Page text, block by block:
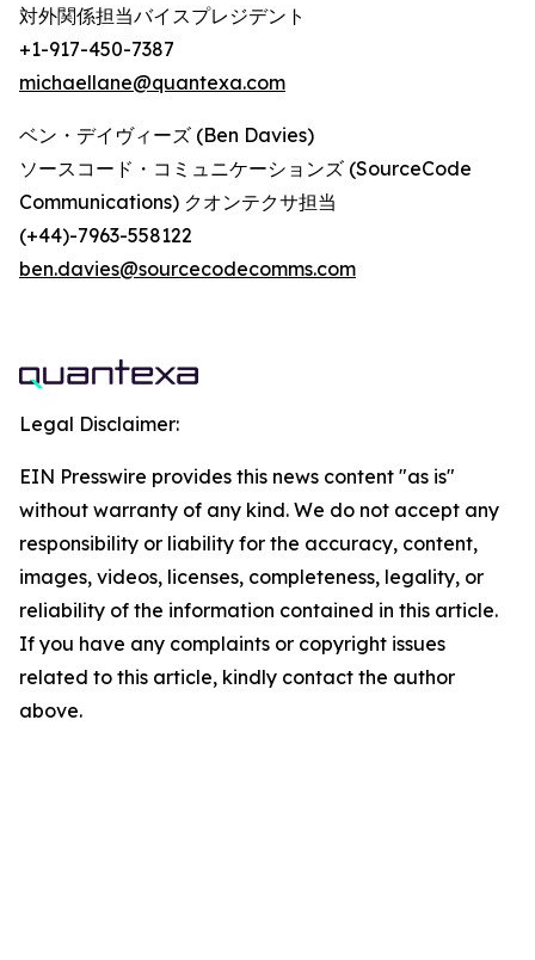
対外関係担当バイスプレジデント
+1-917-450-7387
michaellane@quantexa.com
ベン・デイヴィーズ (Ben Davies)
ソースコード・コミュニケーションズ (SourceCode
Communications) クオンテクサ担当
(+44)-7963-558122
ben.davies@sourcecodecomms.com
Legal Disclaimer:
EIN Presswire provides this news content "as is"
without warranty of any kind. We do not accept any
responsibility or liability for the accuracy, content,
images, videos, licenses, completeness, legality, or
reliability of the information contained in this article.
If you have any complaints or copyright issues
related to this article, kindly contact the author
above.